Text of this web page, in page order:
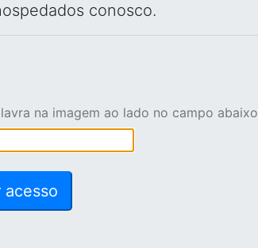
conosco.
na imagem ao lado no campo abaixo